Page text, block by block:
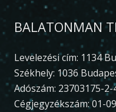
BALATONMAN
Levelezési cím: 1134
Székhely: 1036
Adószám: 23703175-2-
Cégjegyzékszám: 01-